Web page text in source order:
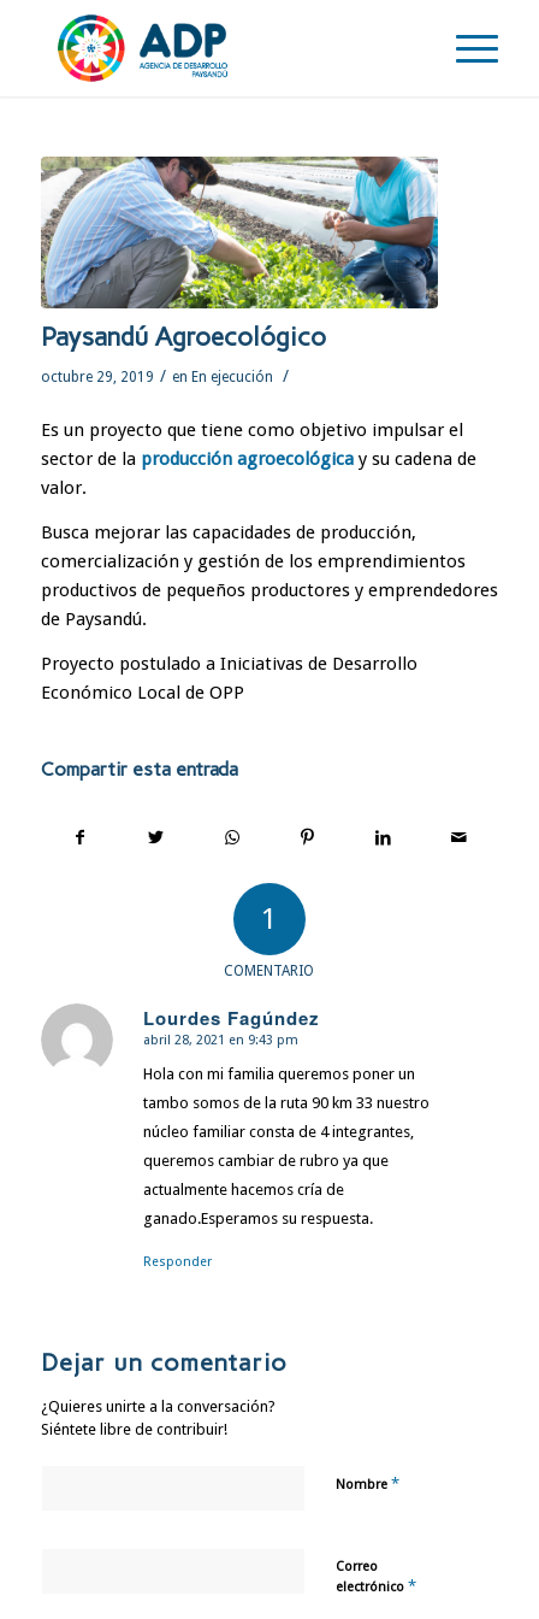
Paysandú Agroecológico
octubre 29, 2019 / en En ejecución /
Es un proyecto que tiene como objetivo impulsar el
sector de la producción agroecológicay su cadena de
valor.
Busca mejorar las capacidades de producción,
comercialización y gestión de los emprendimientos
productivos de pequeños productores y emprendedores
de Paysandú.
Proyecto postulado a Iniciativas de Desarrollo
Económico Local de OPP
Compartir esta entrada
1
COMENTARIO
Lourdes Fagúndez
Dice:
abril 28, 2021 en 9:43 pm
Hola con mi familia queremos poner un
tambo somos de la ruta 90 km 33 nuestro
núcleo familiar consta de 4 integrantes,
queremos cambiar de rubro ya que
actualmente hacemos cría de
ganado.Esperamos su respuesta.
Responder
Dejar un comentario
¿Quieres unirte a la conversación?
Siéntete libre de contribuir!
Nombre *
Correo
electrónico *